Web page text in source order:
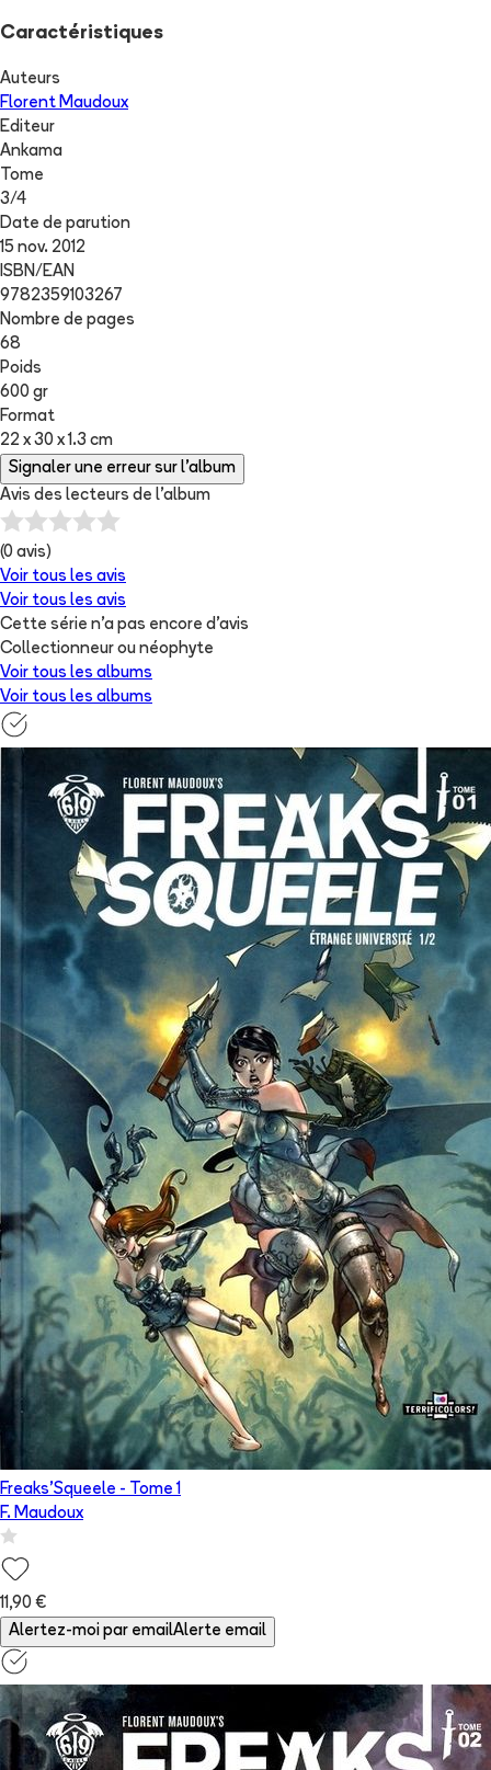
Caractéristiques
Auteurs
Florent Maudoux
Editeur
Ankama
Tome
3/4
Date de parution
15 nov. 2012
ISBN/EAN
9782359103267
Nombre de pages
68
Poids
600 gr
Format
22 x 30 x 1.3 cm
Signaler une erreur sur l'album
Avis des lecteurs de l'album
(0 avis)
Voir tous les avis
Voir tous les avis
Cette série n'a pas encore d'avis
Collectionneur ou néophyte
Voir tous les albums
Voir tous les albums
Freaks'Squeele - Tome 1
F. Maudoux
11,90 €
Alertez-moi par emailAlerte email